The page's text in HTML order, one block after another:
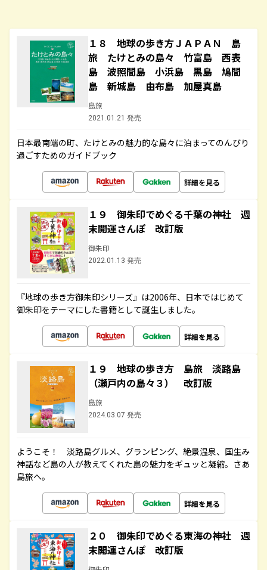
１８ 地球の歩き方ＪＡＰＡＮ 島
旅 たけとみの島々 竹富島 西表
島 波照間島 小浜島 黒島 鳩間
島 新城島 由布島 加屋真島
島旅
2021.01.21 発売
日本最南端の町、たけとみの魅力的な島々に泊まってのんびり
過ごすためのガイドブック
詳細を見る
１９ 御朱印でめぐる千葉の神社 週
末開運さんぽ 改訂版
御朱印
2022.01.13 発売
『地球の歩き方御朱印シリーズ』は2006年、日本ではじめて
御朱印をテーマにした書籍として誕生しました。
詳細を見る
１９ 地球の歩き方 島旅 淡路島
（瀬戸内の島々３） 改訂版
島旅
2024.03.07 発売
ようこそ！ 淡路島グルメ、グランピング、絶景温泉、国生み
神話など島の人が教えてくれた島の魅力をギュッと凝縮。さあ
島旅へ。
詳細を見る
２０ 御朱印でめぐる東海の神社 週
末開運さんぽ 改訂版